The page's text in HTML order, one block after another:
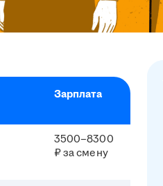
Зарплата
3500–8300
₽ за смену